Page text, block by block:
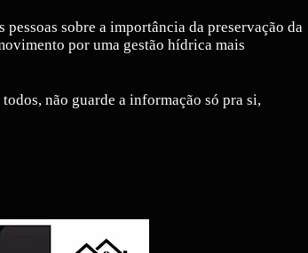
sobre a importância da preservação da
por uma gestão hídrica mais
não guarde a informação só pra si,